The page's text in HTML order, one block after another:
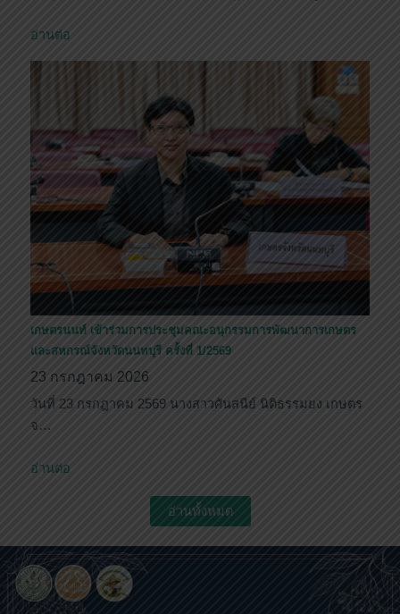
อ่านต่อ
เกษตรนนท์ เข้าร่วมการประชุมคณะอนุกรรมการพัฒนาการเกษตร
และสหกรณ์จังหวัดนนทบุรี ครั้งที่ 1/2569
23 กรกฎาคม 2026
วันที่ 23 กรกฎาคม 2569 นางสาวศันสนีย์ นิติธรรมยง เกษตร
จ…
อ่านต่อ
อ่านทั้งหมด